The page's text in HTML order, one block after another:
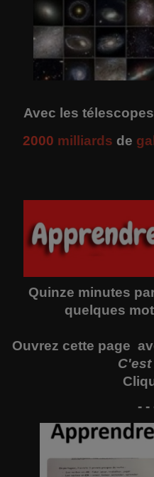
Avec les
2000 milliards de
Quinze minutes
quelques
Ouvrez cette page
- -